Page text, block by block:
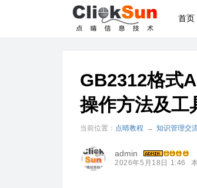
首页
GB2312格式
操作方法及工
当前位置： 点晴教程 → 知识管理交
admin
2026年5月18日 1:46